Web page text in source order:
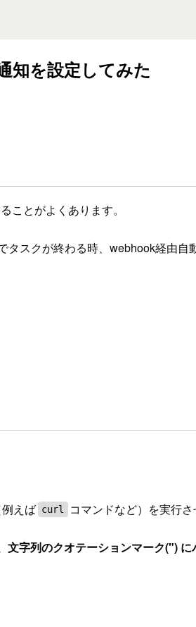
知を設定してみた
とがよくあります。
スクが終わる時、webhook経由自
えば curl コマンドなど）を実行さ
列のクオテーションマーク(") に